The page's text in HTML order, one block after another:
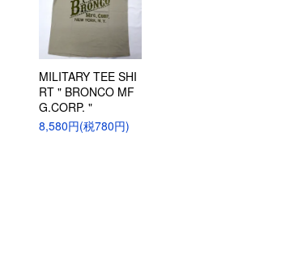
MILITARY TEE SHI
RT " BRONCO MF
G.CORP. "
8,580円(税780円)